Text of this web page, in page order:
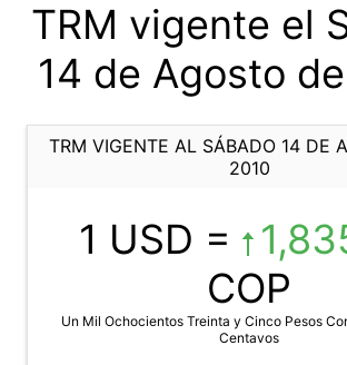
TRM vigente el
14 de Agosto
TRM VIGENTE AL SÁBADO 14 DE
2010
1 USD =
COP
Un Mil Ochocientos Treinta y Cinco Pesos
Centavos